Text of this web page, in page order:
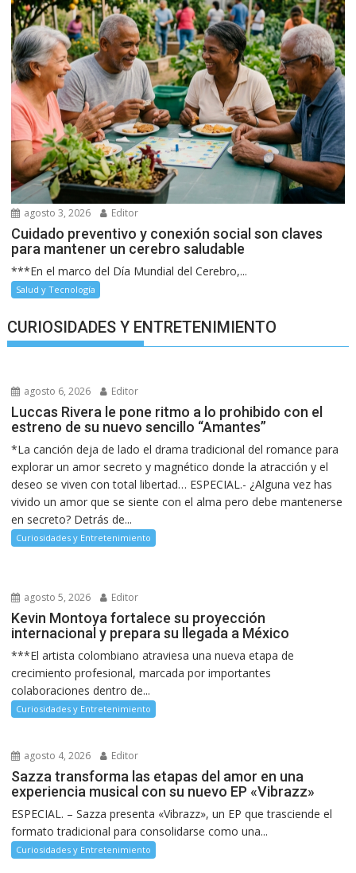
agosto 3, 2026 Editor
Cuidado preventivo y conexión social son claves
para mantener un cerebro saludable
***En el marco del Día Mundial del Cerebro,...
Salud y Tecnología
CURIOSIDADES Y ENTRETENIMIENTO
agosto 6, 2026 Editor
Luccas Rivera le pone ritmo a lo prohibido con el
estreno de su nuevo sencillo “Amantes”
*La canción deja de lado el drama tradicional del romance para
explorar un amor secreto y magnético donde la atracción y el
deseo se viven con total libertad… ESPECIAL.- ¿Alguna vez has
vivido un amor que se siente con el alma pero debe mantenerse
en secreto? Detrás de...
Curiosidades y Entretenimiento
agosto 5, 2026 Editor
Kevin Montoya fortalece su proyección
internacional y prepara su llegada a México
***El artista colombiano atraviesa una nueva etapa de
crecimiento profesional, marcada por importantes
colaboraciones dentro de...
Curiosidades y Entretenimiento
agosto 4, 2026 Editor
Sazza transforma las etapas del amor en una
experiencia musical con su nuevo EP «Vibrazz»
ESPECIAL. – Sazza presenta «Vibrazz», un EP que trasciende el
formato tradicional para consolidarse como una...
Curiosidades y Entretenimiento